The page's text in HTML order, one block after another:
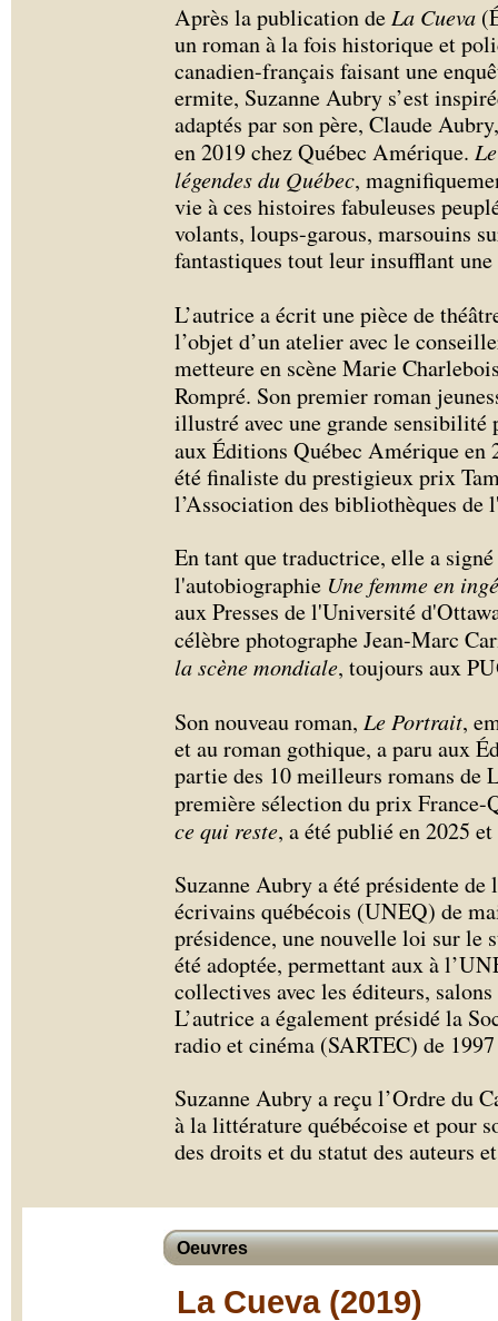
Après la publication de La Cueva
un roman à la fois historique et
canadien-français faisant une
ermite, Suzanne Aubry s’est
adaptés par son père, Claude
en 2019 chez Québec Amérique.
légendes du Québec,
vie à ces histoires fabuleuses
volants, loups-garous, marsouins
fantastiques tout leur insufflant
L’autrice a écrit une pièce de
l’objet d’un atelier avec le
metteure en scène Marie
Rompré. Son premier roman
illustré avec une grande
aux Éditions Québec Amérique en
été finaliste du prestigieux prix
l’Association des bibliothèques
En tant que traductrice, elle a
l'autobiographie Une femme en
aux Presses de l'Université
célèbre photographe Jean-Marc
la scène mondiale, toujours aux
Son nouveau roman, Le Portrait,
et au roman gothique, a paru aux
partie des 10 meilleurs romans de
première sélection du prix France-
ce qui reste, a été publié en 2025
Suzanne Aubry a été présidente
écrivains québécois (UNEQ) de
présidence, une nouvelle loi sur le
été adoptée, permettant aux à
collectives avec les éditeurs,
L’autrice a également présidé la
radio et cinéma (SARTEC) de
Suzanne Aubry a reçu l’Ordre du
à la littérature québécoise et pour
des droits et du statut des auteurs
Oeuvres
La Cueva (2019)